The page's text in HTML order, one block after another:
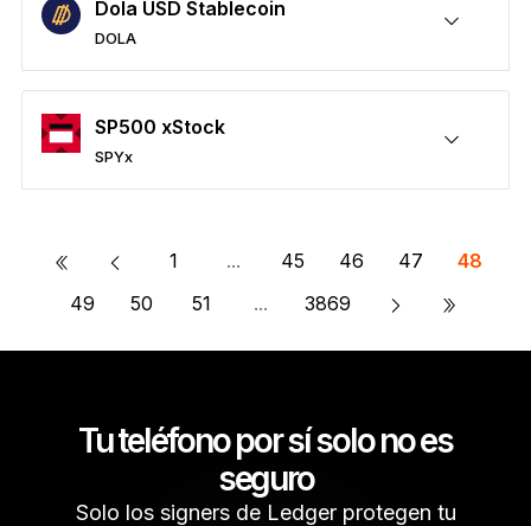
Dola USD Stablecoin
DOLA
Enviar y recibir
Comprar
Permutar
Participar
Compatible con billeteras de terceros
Protege tus DOLA
SP500 xStock
SPYx
Enviar y recibir
Comprar
Permutar
Participar
Compatible con billeteras de terceros
Protege tus SPYx
« 1 ... 45 46 47
48
49
50 51 ... 3869 »
Tu teléfono por sí solo no es
seguro
Solo los signers de Ledger protegen tu